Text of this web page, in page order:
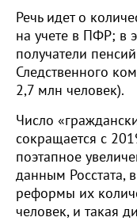
Речь идет о
на учете в ПФР; в
получатели
Следственного
2,7 млн человек).
Число
сокращается с
поэтапное
данным Росстата,
реформы их
человек, и такая